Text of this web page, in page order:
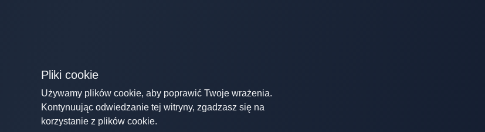
Pliki cookie
Używamy plików cookie, aby poprawić Twoje wrażenia.
Kontynuując odwiedzanie tej witryny, zgadzasz się na
korzystanie z plików cookie.